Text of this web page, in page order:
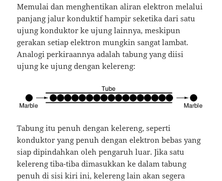
Memulai dan menghentikan aliran elektron melalui
panjang jalur konduktif hampir seketika dari satu
ujung konduktor ke ujung lainnya, meskipun
gerakan setiap elektron mungkin sangat lambat.
Analogi perkiraannya adalah tabung yang diisi
ujung ke ujung dengan kelereng:
Tabung itu penuh dengan kelereng, seperti
konduktor yang penuh dengan elektron bebas yang
siap dipindahkan oleh pengaruh luar. Jika satu
kelereng tiba-tiba dimasukkan ke dalam tabung
penuh di sisi kiri ini, kelereng lain akan segera